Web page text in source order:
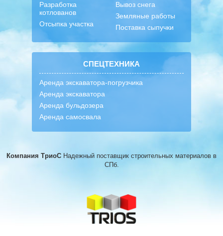
Разработка
котлованов
Отсыпка участка
Вывоз снега
Земляные работы
Поставка сыпучки
СПЕЦТЕХНИКА
Аренда экскаватора-погрузчика
Аренда экскаватора
Аренда бульдозера
Аренда самосвала
Компания ТриоС Надежный поставщик строительных материалов в
СПб.